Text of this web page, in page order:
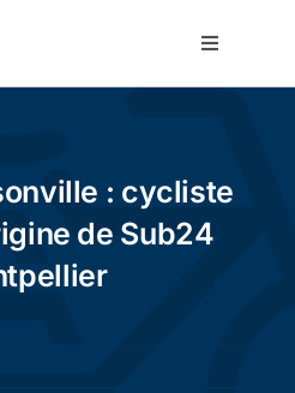
Toggle
: cycliste
de Sub24